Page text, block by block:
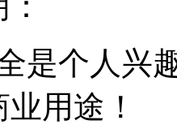
是个人兴
用途！